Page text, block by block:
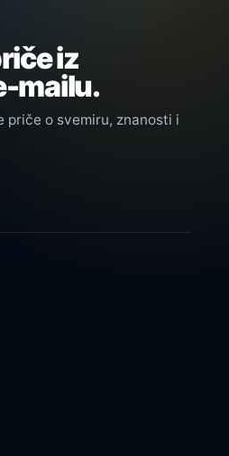
iz
mailu.
priče o svemiru, znanosti i